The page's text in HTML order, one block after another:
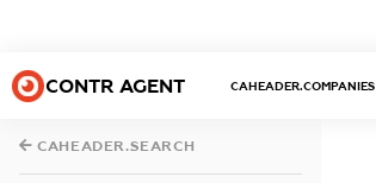
CONTR AGENT CAHEADER.COMPANIES
CAHEADER.SEARCH